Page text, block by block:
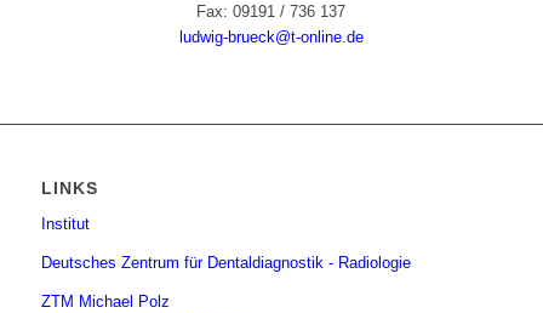
Fax: 09191 / 736 137
ludwig-brueck@t-online.de
LINKS
Institut
Deutsches Zentrum für Dentaldiagnostik - Radiologie
ZTM Michael Polz